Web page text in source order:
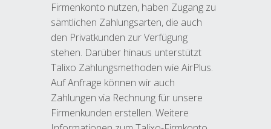
Firmenkonto nutzen, haben Zugang zu
sämtlichen Zahlungsarten, die auch
den Privatkunden zur Verfügung
stehen. Darüber hinaus unterstützt
Talixo Zahlungsmethoden wie AirPlus.
Auf Anfrage können wir auch
Zahlungen via Rechnung für unsere
Firmenkunden erstellen. Weitere